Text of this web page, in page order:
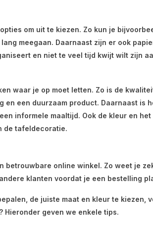
om uit te kiezen. Zo kun je
meegaan. Daarnaast zijn er ook
en niet te veel tijd kwijt wilt zijn
waar je op moet letten. Zo is de
een duurzaam product. Daarnaast is
informele maaltijd. Ook de kleur en
de tafeldecoratie.
online winkel. Zo weet je
klanten voordat je een bestelling
de juiste maat en kleur te kiezen,
Hieronder geven we enkele tips.